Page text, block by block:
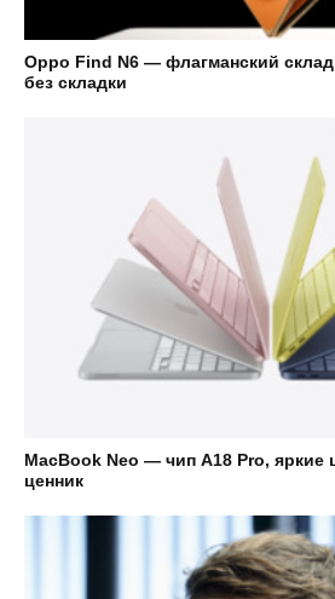
Oppo Find N6 — флагманский
без складки
MacBook Neo — чип A18 Pro, яркие
ценник